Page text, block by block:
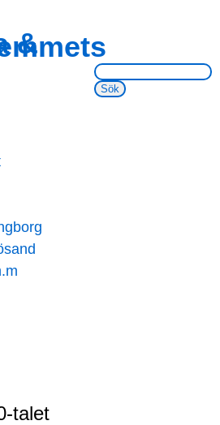
&
Sök på webbsidan:
talet